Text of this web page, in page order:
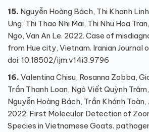
15. Nguyễn Hoàng Bách, Thi Khanh
Ung, Thi Thao Nhi Mai, Thi Nhu Hoa
Ngo, Van An Le. 2022. Case of
from Hue city, Vietnam. Iranian Journal
doi: 10.18502/ijm.v14i3.9796
16. Valentina Chisu, Rosanna Zobba,
Trần Thanh Loan, Ngô Viết Quỳnh
Nguyễn Hoàng Bách, Trần Khánh
2022. First Molecular Detection of
Species in Vietnamese Goats.